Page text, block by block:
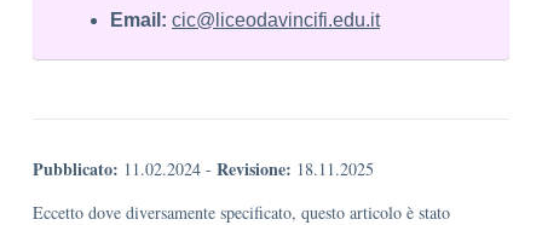
Email: cic@liceodavincifi.edu.it
Pubblicato: 11.02.2024 - Revisione: 18.11.2025
Eccetto dove diversamente specificato, questo articolo è stato